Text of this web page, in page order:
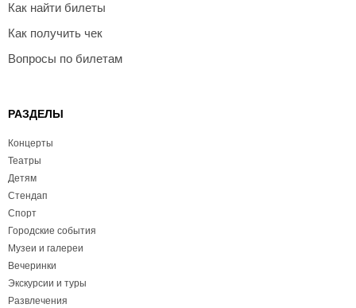
Как найти билеты
Как получить чек
Вопросы по билетам
РАЗДЕЛЫ
Концерты
Театры
Детям
Стендап
Спорт
Городские события
Музеи и галереи
Вечеринки
Экскурсии и туры
Развлечения